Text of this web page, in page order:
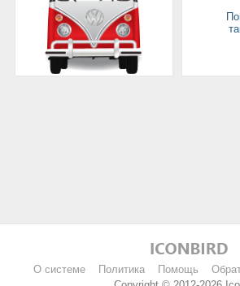
О системе Политика Помощь